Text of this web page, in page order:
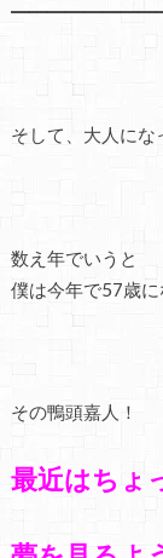
そして、大人にな
数え年でいうと
僕は今年で57歳に
その鴨頭嘉人！
最近はちょ